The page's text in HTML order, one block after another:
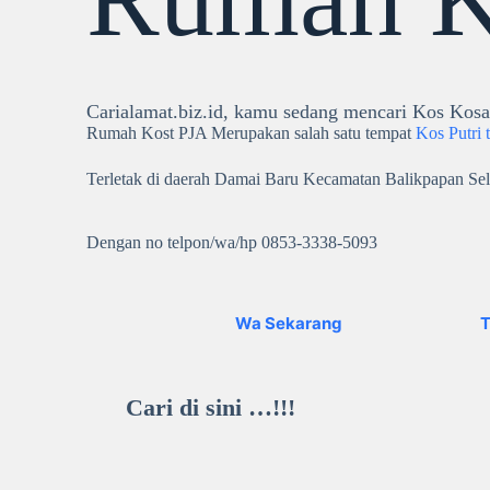
Carialamat.biz.id, kamu sedang mencari Kos
Rumah Kost PJA Merupakan salah satu tempatKos Putri
Terletak di daerah Damai Baru Kecamatan Balikpapan
Dengan no telpon/wa/hp 0853-3338-5093
Wa Sekarang
Cari di sini …!!!